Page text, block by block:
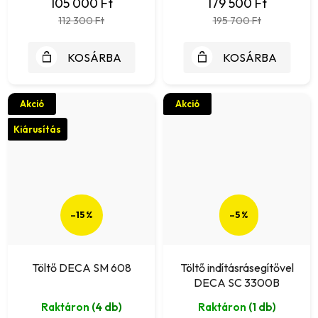
105 000 Ft
112 300 Ft
KOSÁRBA
179 500 Ft
195 700 Ft
KOSÁRBA
Akció
Kiárusítás
Töltő DECA SM 608
Raktáron (4 db)
–15 %
Akció
Töltő indításrásegítővel
DECA SC 3300B
Raktáron (1 db)
–5 %